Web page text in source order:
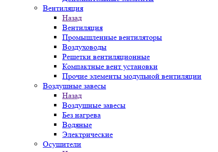
Вентиляция
Назад
Вентиляция
Промышленные вентиляторы
Воздуховоды
Решетки вентиляционные
Компактные вент установки
Прочие элементы модульной вентиляции
Воздушные завесы
Назад
Воздушные завесы
Без нагрева
Водяные
Электрические
Осушители